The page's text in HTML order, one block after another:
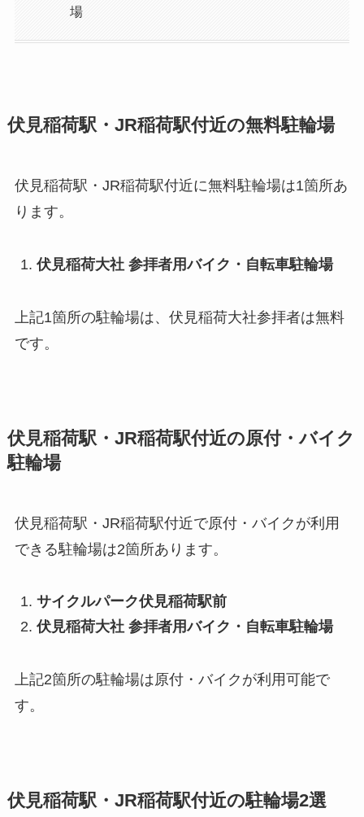
場
伏見稲荷駅・JR稲荷駅付近の無料駐輪場
伏見稲荷駅・JR稲荷駅付近に無料駐輪場は1箇所あ
ります。
伏見稲荷大社 参拝者用バイク・自転車駐輪場
上記1箇所の駐輪場は、伏見稲荷大社参拝者は無料
です。
伏見稲荷駅・JR稲荷駅付近の原付・バイク
駐輪場
伏見稲荷駅・JR稲荷駅付近で原付・バイクが利用
できる駐輪場は2箇所あります。
サイクルパーク伏見稲荷駅前
伏見稲荷大社 参拝者用バイク・自転車駐輪場
上記2箇所の駐輪場は原付・バイクが利用可能で
す。
伏見稲荷駅・JR稲荷駅付近の駐輪場2選